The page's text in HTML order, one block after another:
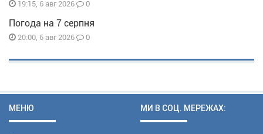
19:15, 6 авг 2026 0
Погода на 7 серпня
20:00, 6 авг 2026 0
МЕНЮ МИ В СОЦ. МЕРЕЖАХ: